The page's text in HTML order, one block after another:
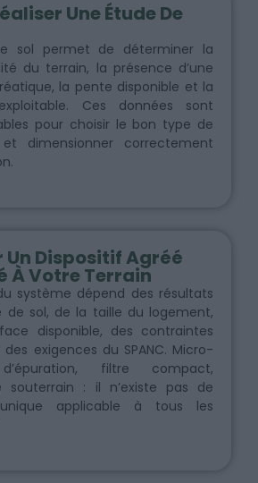
Une Étude De
sol permet de déterminer la
du terrain, la présence d’une
la pente disponible et la
Ces données sont
pour choisir le bon type de
dimensionner correctement
Un Dispositif Agréé
À Votre Terrain
système dépend des résultats
de sol, de la taille du logement,
disponible, des contraintes
exigences du SPANC. Micro-
filtre compact,
souterrain : il n’existe pas de
applicable à tous les